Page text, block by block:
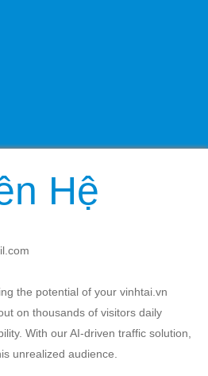
Hệ
the potential of your vinhtai.vn
on thousands of visitors daily
With our AI-driven traffic solution,
unrealized audience.